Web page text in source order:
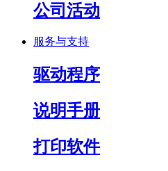
公司活动
服务与支持
驱动程序
说明手册
打印软件